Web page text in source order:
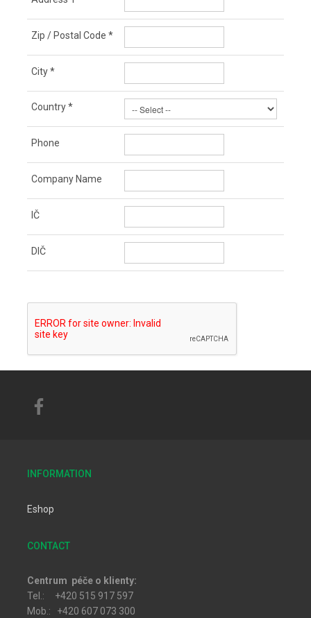
Zip / Postal Code *
City*
Country*
Phone
Company Name
IČ
DIČ
INFORMATION
Eshop
CONTACT
Centrum péče o klienty:
Tel.: +420 515 917 597
Mob.: +420 607 073 300